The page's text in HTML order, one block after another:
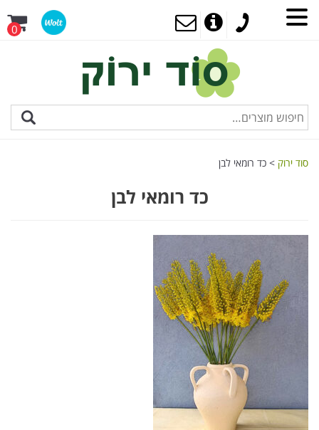
0
סוד ירוק > כד רומאי לבן
כד רומאי לבן